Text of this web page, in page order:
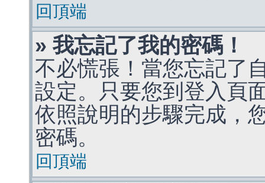
回頂端
» 我忘記了我的密碼！
不必慌張！當您忘記了
設定。只要您到登入頁
依照說明的步驟完成，
密碼。
回頂端